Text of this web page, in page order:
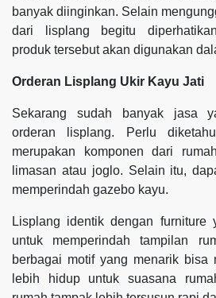
banyak diinginkan. Selain
dari lisplang begitu
produk tersebut akan digunakan
Orderan Lisplang Ukir Kayu Jati
Sekarang sudah banyak jasa
orderan lisplang. Perlu
merupakan komponen dari
limasan atau joglo. Selain itu,
memperindah gazebo kayu.
Lisplang identik dengan furniture
untuk memperindah tampilan
berbagai motif yang menarik bisa
lebih hidup untuk suasana